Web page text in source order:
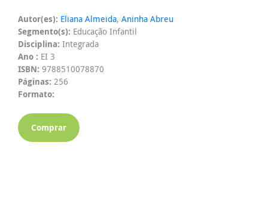
Autor(es): Eliana Almeida, Aninha Abreu
Segmento(s): Educação Infantil
Disciplina: Integrada
Ano : EI 3
ISBN: 9788510078870
Páginas: 256
Formato:
Comprar